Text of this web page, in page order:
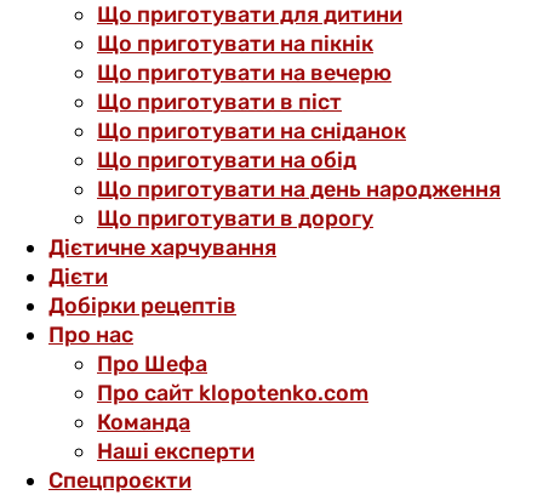
Що приготувати для дитини
Що приготувати на пікнік
Що приготувати на вечерю
Що приготувати в піст
Що приготувати на сніданок
Що приготувати на обід
Що приготувати на день народження
Що приготувати в дорогу
Дієтичне харчування
Дієти
Добірки рецептів
Про нас
Про Шефа
Про сайт klopotenko.com
Команда
Наші експерти
Спецпроєкти